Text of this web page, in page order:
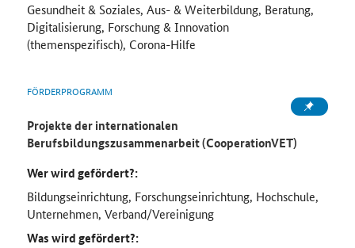
Gesundheit & Soziales, Aus- & Weiterbildung, Beratung,
Digitalisierung, Forschung & Innovation
(themenspezifisch), Corona-Hilfe
FÖRDERPROGRAMM
Projekte der internationalen
Berufsbildungszusammenarbeit (CooperationVET)
Wer wird gefördert?:
Bildungseinrichtung, Forschungseinrichtung, Hochschule,
Unternehmen, Verband/Vereinigung
Was wird gefördert?: